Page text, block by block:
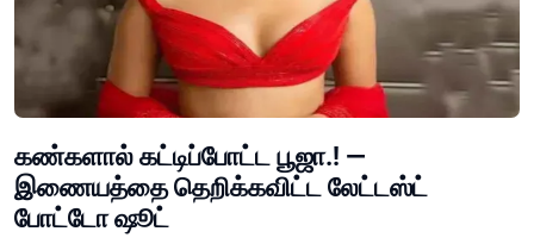
கண்களால் கட்டிப்போட்ட பூஜா.! —
இணையத்தை தெறிக்கவிட்ட லேட்டஸ்ட்
போட்டோ ஷூட்